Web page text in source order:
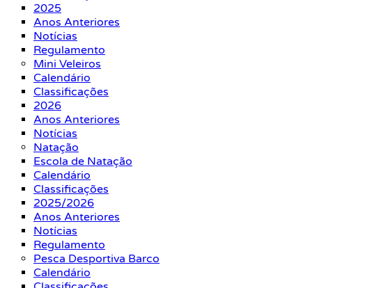
2025
Anos Anteriores
Notícias
Regulamento
Mini Veleiros
Calendário
Classificações
2026
Anos Anteriores
Notícias
Natação
Escola de Natação
Calendário
Classificações
2025/2026
Anos Anteriores
Notícias
Regulamento
Pesca Desportiva Barco
Calendário